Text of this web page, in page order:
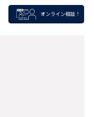
オンライン相談！